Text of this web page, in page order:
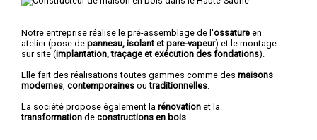
Notre entreprise réalise le pré-assemblage de l'ossature en
atelier (pose de panneau, isolant et pare-vapeur) et le montage
sur site (implantation, traçage et exécution des fondations).
Elle fait des réalisations toutes gammes comme des maisons
modernes contemporaines outraditionnelles
La société propose également la rénovation et la
transformation de constructions en bois